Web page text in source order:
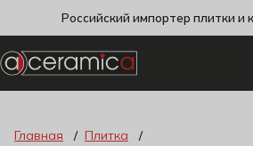
Российский импортер плитки и
Главная
Плитка